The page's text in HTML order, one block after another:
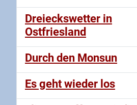
Dreieckswetter in
Ostfriesland
Durch den Monsun
Es geht wieder los